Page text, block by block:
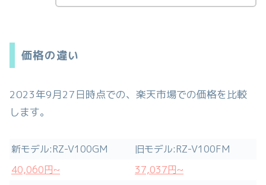
価格の違い
2023年9月27日時点での、楽天市場での価格を比較
します。
新モデル:RZ-V100GM
旧モデル:RZ-V100FM
40,060円~
37,037円~